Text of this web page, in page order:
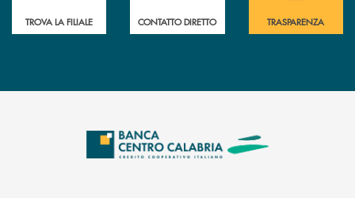
TROVA LA FILIALE CONTATTO DIRETTO TRASPARENZA